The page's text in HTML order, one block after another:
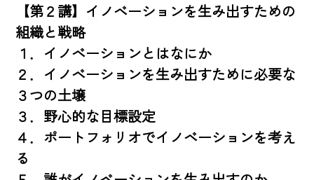
【第２講】イノベーションを生み出すための
組織と戦略
１．イノベーションとはなにか
２．イノベーションを生み出すために必要な
３つの土壌
３．野心的な目標設定
４．ポートフォリオでイノベーションを考え
る